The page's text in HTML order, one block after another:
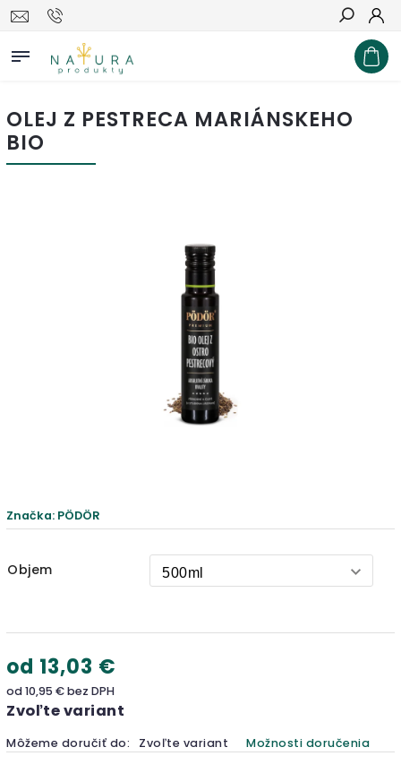
Hľadať
OLEJ Z PESTRECA MARIÁNSKEHO
BIO
Značka: PÖDÖR
Objem
od 13,03 €
od10,95 €bez DPH
Zvoľte variant
Môžeme doručiť do: Zvoľte variant Možnosti doručenia